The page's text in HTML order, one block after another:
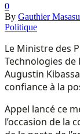
0
By Gauthier Masasu
Politique
Le Ministre des
Technologies
Augustin
confiance à la
Appel lancé ce
l’occasion de la